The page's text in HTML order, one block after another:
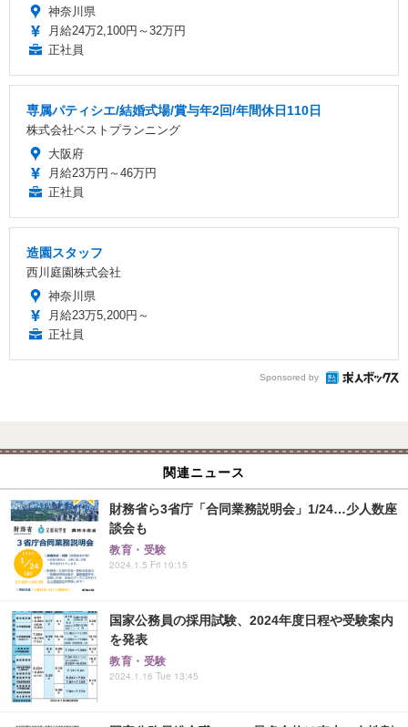
神奈川県
月給24万2,100円～32万円
正社員
専属パティシエ/結婚式場/賞与年2回/年間休日110日
株式会社ベストプランニング
大阪府
月給23万円～46万円
正社員
造園スタッフ
西川庭園株式会社
神奈川県
月給23万5,200円～
正社員
Sponsored by
関連ニュース
財務省ら3省庁「合同業務説明会」1/24…少人数座
談会も
教育・受験
2024.1.5 Fri 10:15
国家公務員の採用試験、2024年度日程や受験案内
を発表
教育・受験
2024.1.16 Tue 13:45